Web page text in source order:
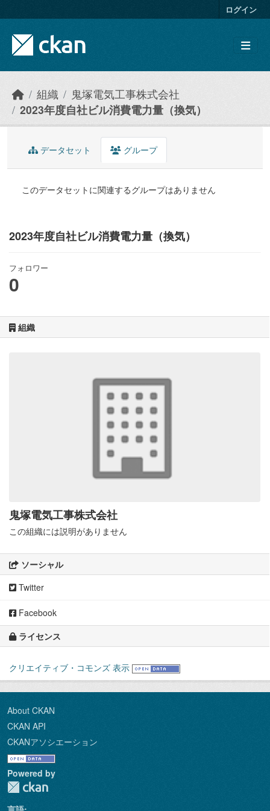
ログイン
組織
鬼塚電気工事株式会社
2023年度自社ビル消費電力量（換気）
2023年度自社ビル消費電力量（換気）
フォロワー
0
組織
鬼塚電気工事株式会社
この組織には説明がありません
ソーシャル
Twitter
Facebook
ライセンス
クリエイティブ・コモンズ 表示
データセット グループ
このデータセットに関連するグループはありません
About CKAN
CKAN API
CKANアソシエーション
Powered by